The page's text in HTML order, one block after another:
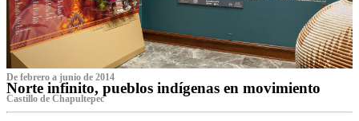
De febrero a junio de 2014
Norte infinito, pueblos indígenas en movimiento
Castillo de Chapultepec